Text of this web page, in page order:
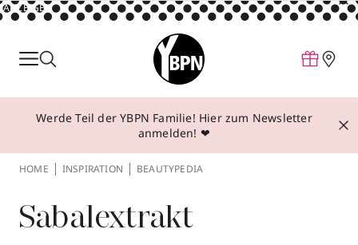
ANZEIGE
Parfum
Make-up
Behandlungen
Über YBPN
Werde Teil der YBPN Familie! Hier zum Newsletter
anmelden! ❤
HOME INSPIRATION BEAUTYPEDIA
Sabalextrakt